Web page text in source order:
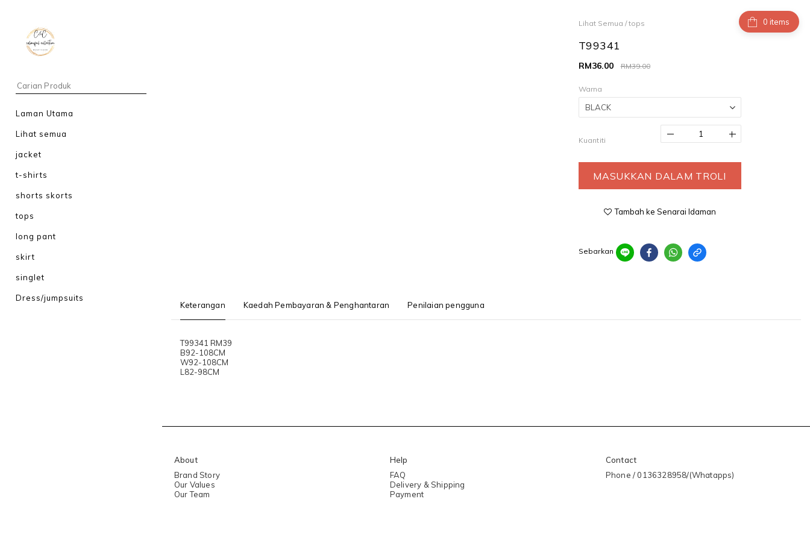
Laman Utama
Lihat semua
jacket
t-shirts
shorts skorts
tops
long pant
skirt
singlet
Dress/jumpsuits
items
Lihat Semua /tops
T99341
RM39.00
RM36.00
Warna
Kuantiti
MASUKKAN DALAM TROLI
Tambah ke Senarai Idaman
Sebarkan
Keterangan Kaedah Pembayaran & Penghantaran Penilaian pengguna
T99341 RM39
B92-108CM
W92-108CM
L82-98CM
About
Brand Story
Our Values
Our Team
Help
FAQ
Delivery & Shipping
Payment
Contact
Phone / 0136328958/(Whatapps)